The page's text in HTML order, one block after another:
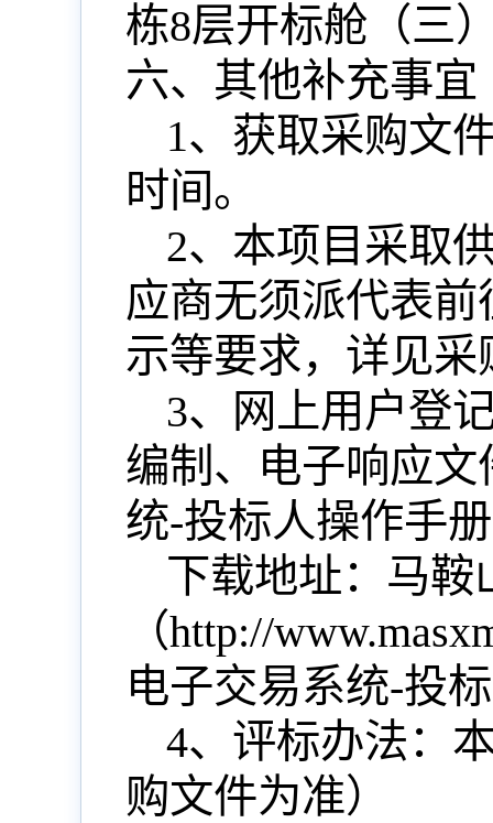
栋8层开标舱（三
六、其他补充事宜
1、获取采购文
时间。
2、本项目采取
应商无须派代表
示等要求，详见采
3、网上用户登
编制、电子响应
统-投标人操作手
下载地址：马鞍
（http://
电子交易系统-投
4、评标办法：
购文件为准）